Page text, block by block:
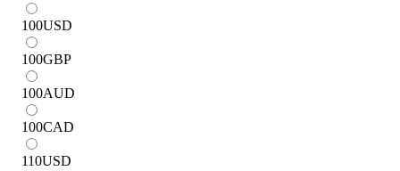
100USD
100GBP
100AUD
100CAD
110USD